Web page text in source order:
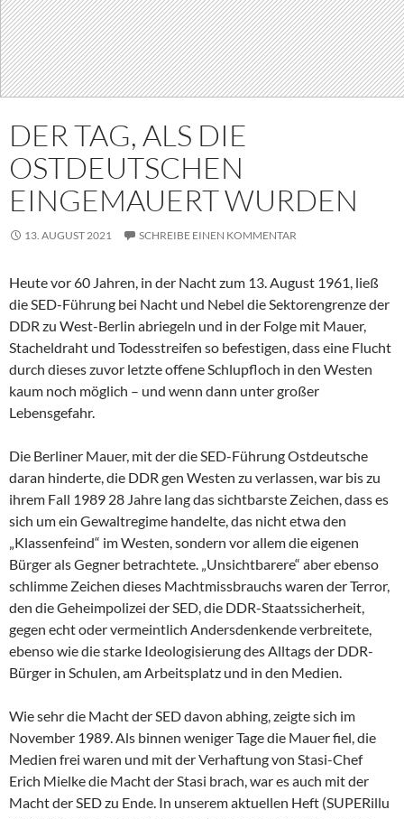
DER TAG, ALS DIE
OSTDEUTSCHEN
EINGEMAUERT WURDEN
13. AUGUST 2021 SCHREIBE EINEN KOMMENTAR
Heute vor 60 Jahren, in der Nacht zum 13. August 1961, ließ
die SED-Führung bei Nacht und Nebel die Sektorengrenze der
DDR zu West-Berlin abriegeln und in der Folge mit Mauer,
Stacheldraht und Todesstreifen so befestigen, dass eine Flucht
durch dieses zuvor letzte offene Schlupfloch in den Westen
kaum noch möglich – und wenn dann unter großer
Lebensgefahr.
Die Berliner Mauer, mit der die SED-Führung Ostdeutsche
daran hinderte, die DDR gen Westen zu verlassen, war bis zu
ihrem Fall 1989 28 Jahre lang das sichtbarste Zeichen, dass es
sich um ein Gewaltregime handelte, das nicht etwa den
„Klassenfeind“ im Westen, sondern vor allem die eigenen
Bürger als Gegner betrachtete. „Unsichtbarere“ aber ebenso
schlimme Zeichen dieses Machtmissbrauchs waren der Terror,
den die Geheimpolizei der SED, die DDR-Staatssicherheit,
gegen echt oder vermeintlich Andersdenkende verbreitete,
ebenso wie die starke Ideologisierung des Alltags der DDR-
Bürger in Schulen, am Arbeitsplatz und in den Medien.
Wie sehr die Macht der SED davon abhing, zeigte sich im
November 1989. Als binnen weniger Tage die Mauer fiel, die
Medien frei waren und mit der Verhaftung von Stasi-Chef
Erich Mielke die Macht der Stasi brach, war es auch mit der
Macht der SED zu Ende. In unserem aktuellen Heft (SUPERillu